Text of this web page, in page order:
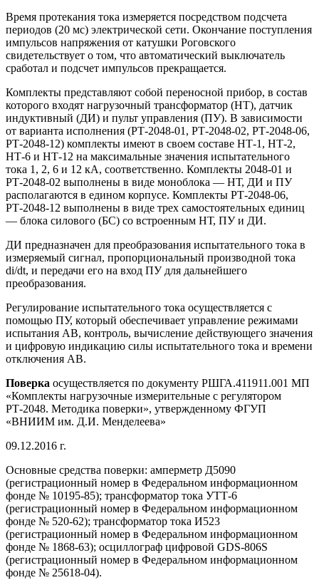
Время протекания тока измеряется посредством подсчета
периодов (20 мс) электрической сети. Окончание поступления
импульсов напряжения от катушки Роговского
свидетельствует о том, что автоматический выключатель
сработал и подсчет импульсов прекращается.
Комплекты представляют собой переносной прибор, в состав
которого входят нагрузочный трансформатор (НТ), датчик
индуктивный (ДИ) и пульт управления (ПУ). В зависимости
от варианта исполнения (РТ-2048-01, РТ-2048-02, РТ-2048-06,
РТ-2048-12) комплекты имеют в своем составе НТ-1, НТ-2,
НТ-6 и НТ-12 на максимальные значения испытательного
тока 1, 2, 6 и 12 кА, соответственно. Комплекты 2048-01 и
РТ-2048-02 выполнены в виде моноблока — НТ, ДИ и ПУ
располагаются в едином корпусе. Комплекты РТ-2048-06,
РТ-2048-12 выполнены в виде трех самостоятельных единиц
— блока силового (БС) со встроенным НТ, ПУ и ДИ.
ДИ предназначен для преобразования испытательного тока в
измеряемый сигнал, пропорциональный производной тока
di/dt, и передачи его на вход ПУ для дальнейшего
преобразования.
Регулирование испытательного тока осуществляется с
помощью ПУ, который обеспечивает управление режимами
испытания АВ, контроль, вычисление действующего значения
и цифровую индикацию силы испытательного тока и времени
отключения АВ.
Поверка осуществляется по документу РШГА.411911.001 МП
«Комплекты нагрузочные измерительные с регулятором
РТ-2048. Методика поверки», утвержденному ФГУП
«ВНИИМ им. Д.И. Менделеева»
09.12.2016 г.
Основные средства поверки: амперметр Д5090
(регистрационный номер в Федеральном информационном
фонде № 10195-85); трансформатор тока УТТ-6
(регистрационный номер в Федеральном информационном
фонде № 520-62); трансформатор тока И523
(регистрационный номер в Федеральном информационном
фонде № 1868-63); осциллограф цифровой GDS-806S
(регистрационный номер в Федеральном информационном
фонде № 25618-04).